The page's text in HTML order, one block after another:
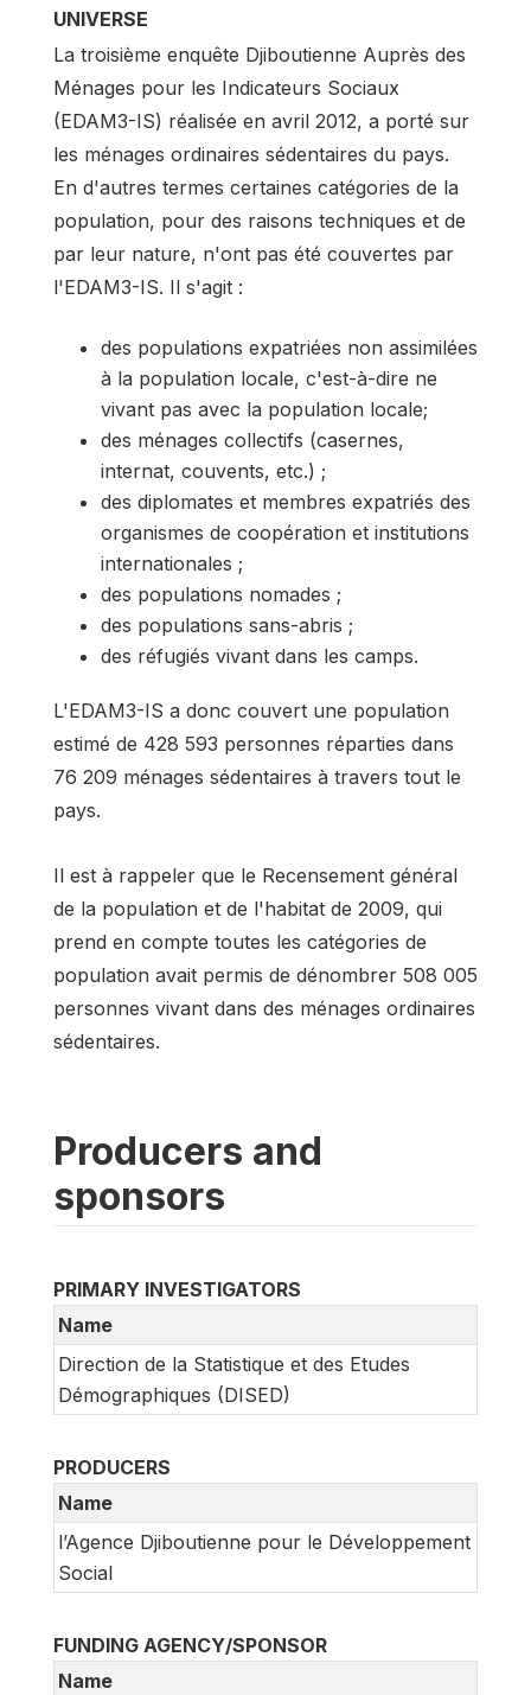
UNIVERSE
La troisième enquête Djiboutienne Auprès des
Ménages pour les Indicateurs Sociaux
(EDAM3-IS) réalisée en avril 2012, a porté sur
les ménages ordinaires sédentaires du pays.
En d'autres termes certaines catégories de la
population, pour des raisons techniques et de
par leur nature, n'ont pas été couvertes par
l'EDAM3-IS. Il s'agit :
des populations expatriées non assimilées
à la population locale, c'est-à-dire ne
vivant pas avec la population locale;
des ménages collectifs (casernes,
internat, couvents, etc.) ;
des diplomates et membres expatriés des
organismes de coopération et institutions
internationales ;
des populations nomades ;
des populations sans-abris ;
des réfugiés vivant dans les camps.
L'EDAM3-IS a donc couvert une population
estimé de 428 593 personnes réparties dans
76 209 ménages sédentaires à travers tout le
pays.
Il est à rappeler que le Recensement général
de la population et de l'habitat de 2009, qui
prend en compte toutes les catégories de
population avait permis de dénombrer 508 005
personnes vivant dans des ménages ordinaires
sédentaires.
Producers and
sponsors
PRIMARY INVESTIGATORS
Name
Direction de la Statistique et des Etudes
Démographiques (DISED)
PRODUCERS
Name
l’Agence Djiboutienne pour le Développement
Social
FUNDING AGENCY/SPONSOR
Name